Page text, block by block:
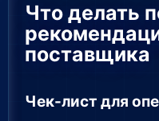
Что делать
поставщика
Чек-лист для